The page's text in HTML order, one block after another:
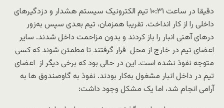
دقیقا در ساعت ۱۰:۳۱ تیم الکترونیک سیستم هشدار و دزدگیرهای
داخلی را از کار انداخت. تقریبا همزمان، تیم بعدی سپس به‌زور
درهای آهنی انبار را باز کردند و بدون مزاحمت داخل شدند. سایر
اعضای تیم در خارج از محل قرار گرفتند تا مطمئن شوند که کسی
متوجه نفوذ نشده است. این در حالی بود که برخی دیگر از اعضای
تیم در داخل انبار مشغول به‌کار بودند. نفوذ به گاوصندوق ها به
آرامی انجام شد، اما یک مشکل وجود داشت: